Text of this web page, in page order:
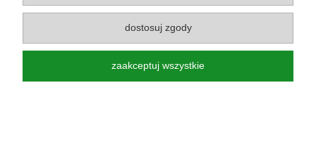
Najlepsze książki o polskiej przyrodzie!
pokaż pełną wersję strony
Sklep internetowy Shoper.pl
dostosuj zgody
zaakceptuj wszystkie